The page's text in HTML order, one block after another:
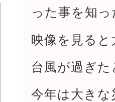
った事を知っ
映像を見る
台風が過ぎ
今年は大き